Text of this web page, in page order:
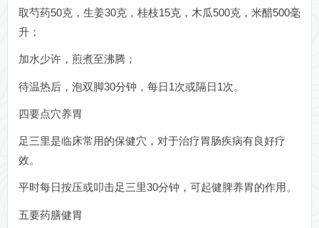
取芍药50克，生姜30克，桂枝15克，木瓜500克，米醋500毫
升；
加水少许，煎煮至沸腾；
待温热后，泡双脚30分钟，每日1次或隔日1次。
四要点穴养胃
足三里是临床常用的保健穴，对于治疗胃肠疾病有良好疗
效。
平时每日按压或叩击足三里30分钟，可起健脾养胃的作用。
五要药膳健胃